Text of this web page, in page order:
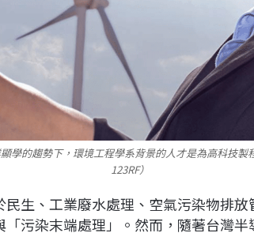
學的趨勢下，環境工程學系背景的人才是為高科技
123RF）
生、工業廢水處理、空氣污染物排放
污染末端處理」。然而，隨著台灣